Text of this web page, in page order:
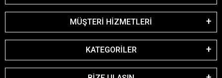
MÜŞTERİ HİZMETLERİ
KATEGORİLER